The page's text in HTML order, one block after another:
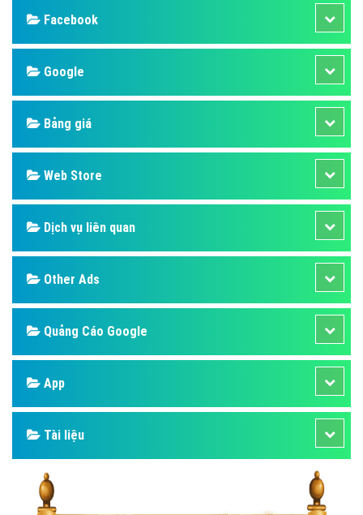
Facebook
Google
Bảng giá
Web Store
Dịch vụ liên quan
Other Ads
Quảng Cáo Google
App
Tài liệu